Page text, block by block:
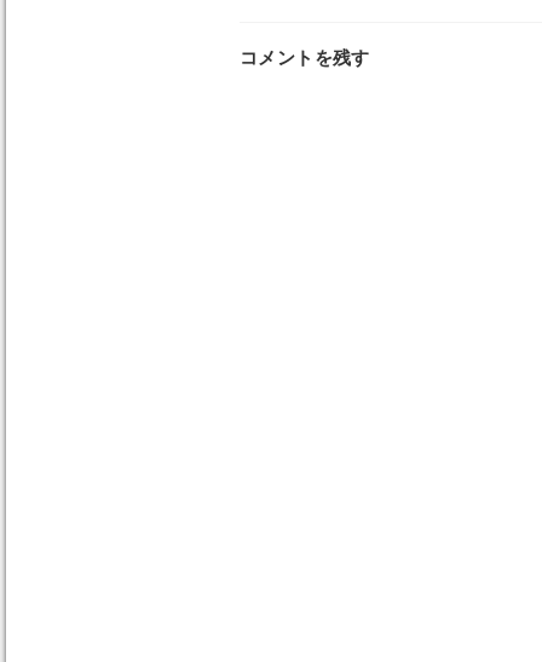
コメントを残す